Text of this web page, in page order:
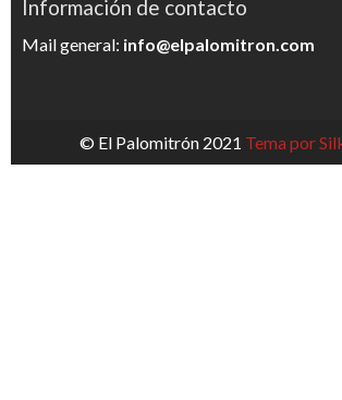
Información de contacto
Mail general: info@elpalomitron.com
© El Palomitrón 2021 Tema por